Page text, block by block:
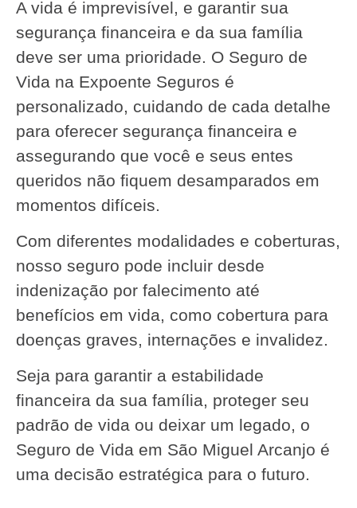
A vida é imprevisível, e garantir sua
segurança financeira e da sua família
deve ser uma prioridade. O Seguro de
Vida na Expoente Seguros é
personalizado, cuidando de cada detalhe
para oferecer segurança financeira e
assegurando que você e seus entes
queridos não fiquem desamparados em
momentos difíceis.
Com diferentes modalidades e coberturas,
nosso seguro pode incluir desde
indenização por falecimento até
benefícios em vida, como cobertura para
doenças graves, internações e invalidez.
Seja para garantir a estabilidade
financeira da sua família, proteger seu
padrão de vida ou deixar um legado, o
Seguro de Vida em São Miguel Arcanjo é
uma decisão estratégica para o futuro.